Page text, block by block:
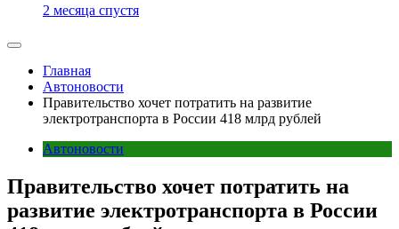
2 месяца спустя
Главная
Автоновости
Правительство хочет потратить на развитие
электротранспорта в России 418 млрд рублей
Автоновости
Правительство хочет потратить на
развитие электротранспорта в России